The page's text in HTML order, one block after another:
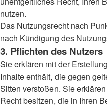
nutzen.
Das Nutzungsrecht nach
nach Kündigung des
3. Pflichten des Nutzers
Sie erklären mit der
Inhalte enthält, die gegen
Sitten verstoßen. Sie
Recht besitzen, die in Ihren